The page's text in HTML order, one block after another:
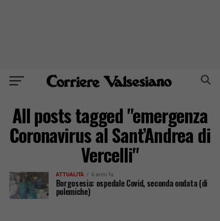
All posts tagged "emergenza
Coronavirus al Sant’Andrea di
Vercelli"
ATTUALITÀ 6 anni fa
Borgosesia: ospedale Covid, seconda ondata (di
polemiche)